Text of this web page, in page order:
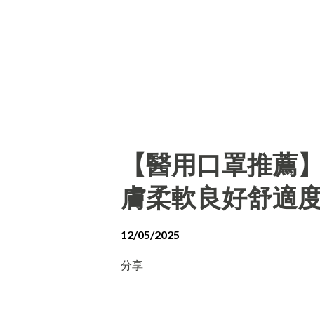
【醫用口罩推薦
膚柔軟良好舒適
12/05/2025
分享